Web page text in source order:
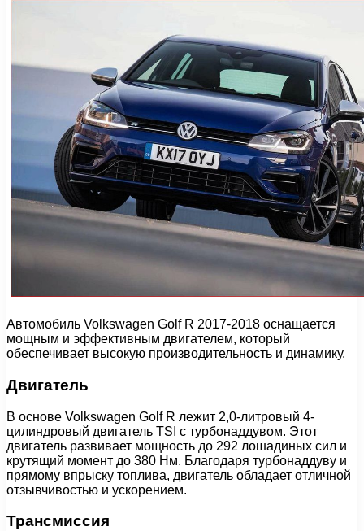
Автомобиль Volkswagen Golf R 2017-2018 оснащается
мощным и эффективным двигателем, который
обеспечивает высокую производительность и динамику.
Двигатель
В основе Volkswagen Golf R лежит 2,0-литровый 4-
цилиндровый двигатель TSI с турбонаддувом. Этот
двигатель развивает мощность до 292 лошадиных сил и
крутящий момент до 380 Нм. Благодаря турбонаддуву и
прямому впрыску топлива, двигатель обладает отличной
отзывчивостью и ускорением.
Трансмиссия